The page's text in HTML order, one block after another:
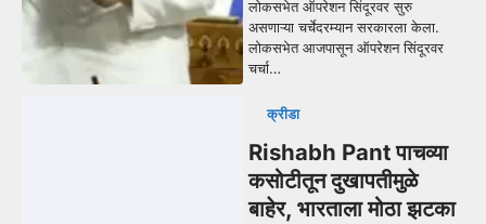
लोकसभेत ऑपरेशन सिंदूरवर सुरु
असणाऱ्या चर्चेदरम्यान सरकारला केला.
लोकसभेत आजपासून ऑपरेशन सिंदूरवर
चर्चा…
क्रीडा
Rishabh Pant पाचव्या
कसोटीतून दुखापतीमुळे
बाहेर, भारताला मोठा झटका